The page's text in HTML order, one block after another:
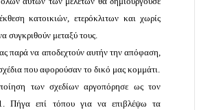
κατοικιών, ετερόκλιτων και χωρίς
συγκριθούν μεταξύ τους.
παρά να αποδεχτούν αυτήν την απόφαση,
που αφορούσαν το δικό μας κομμάτι.
των σχεδίων αργοπόρησε ως τον
Πήγα επί τόπου για να επιβλέψω τα